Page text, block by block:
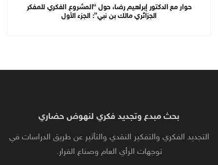
حوار مع الدكتور إبراهيم رضا، حول “المشروع الفكري للمفكر
الجزائري مالك بن نبي”: الجزء الأول
بحث مبدع وتجديد فكري لنهوض حضاري
التجديد الفكري والتفكير النقدي والتأثير عن طريق الدراسات في
توجهات الرأي العام وصناع القرار.